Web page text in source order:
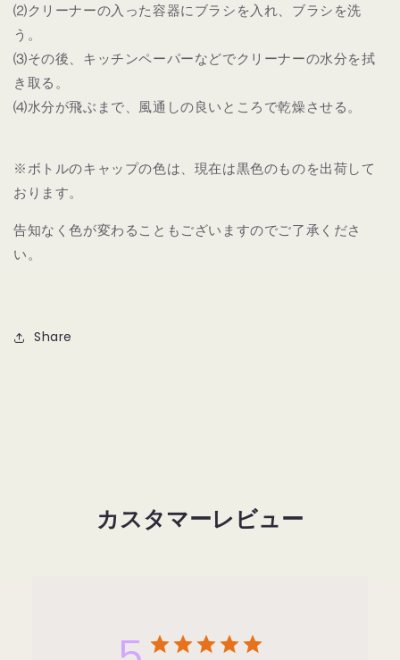
⑵クリーナーの入った容器にブラシを入れ、ブラシを洗
う。
⑶その後、キッチンペーパーなどでクリーナーの水分を拭
き取る。
⑷水分が飛ぶまで、風通しの良いところで乾燥させる。
※ボトルのキャップの色は、現在は黒色のものを出荷して
おります。
告知なく色が変わることもございますのでご了承くださ
い。
Share
カスタマーレビュー